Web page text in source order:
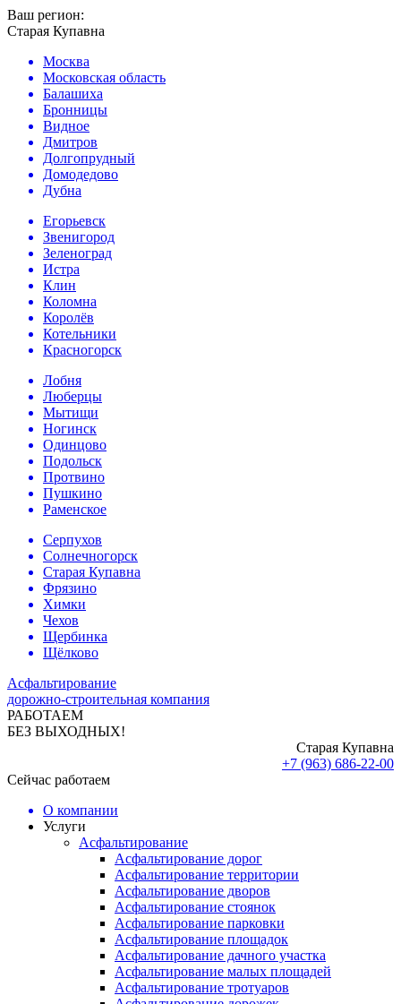
Ваш регион:
Старая Купавна
Москва
Московская область
Балашиха
Бронницы
Видное
Дмитров
Долгопрудный
Домодедово
Дубна
Егорьевск
Звенигород
Зеленоград
Истра
Клин
Коломна
Королёв
Котельники
Красногорск
Лобня
Люберцы
Мытищи
Ногинск
Одинцово
Подольск
Протвино
Пушкино
Раменское
Серпухов
Солнечногорск
Старая Купавна
Фрязино
Химки
Чехов
Щербинка
Щёлково
Асфальтирование
дорожно-строительная компания
РАБОТАЕМ
БЕЗ ВЫХОДНЫХ!
Старая Купавна
+7 (963) 686-22-00
Сейчас работаем
О компании
Услуги
Асфальтирование
Асфальтирование дорог
Асфальтирование территории
Асфальтирование дворов
Асфальтирование стоянок
Асфальтирование парковки
Асфальтирование площадок
Асфальтирование дачного участка
Асфальтирование малых площадей
Асфальтирование тротуаров